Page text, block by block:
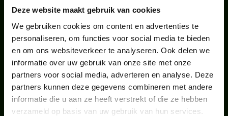
Deze website maakt gebruik van cookies
We gebruiken cookies om content en advertenties te
personaliseren, om functies voor social media te bieden
en om ons websiteverkeer te analyseren. Ook delen we
informatie over uw gebruik van onze site met onze
partners voor social media, adverteren en analyse. Deze
partners kunnen deze gegevens combineren met andere
informatie die u aan ze heeft verstrekt of die ze hebben
verzameld op basis van uw gebruik van hun services.
UNION HOUSE UTRECHT
juli 28, 2026
ONS TEAM GROEIT VERDER
juni 17, 2026